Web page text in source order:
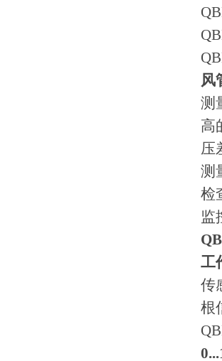
风
测
高
压
测
检
监
工
传
根